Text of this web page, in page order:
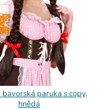
bavorská paruka s copy,
hnědá